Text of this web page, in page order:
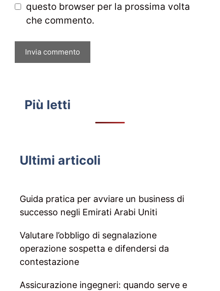
questo browser per la prossima volta
che commento.
Più letti
Ultimi articoli
Guida pratica per avviare un business di
successo negli Emirati Arabi Uniti
Valutare l’obbligo di segnalazione
operazione sospetta e difendersi da
contestazione
Assicurazione ingegneri: quando serve e